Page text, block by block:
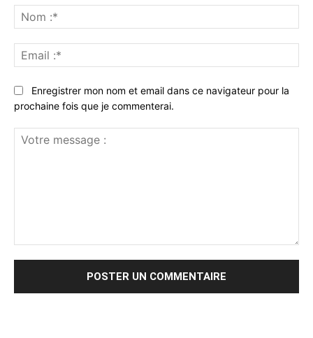
:*
:*
Enregistrer mon nom et email dans ce navigateur pour la
prochaine fois que je commenterai.